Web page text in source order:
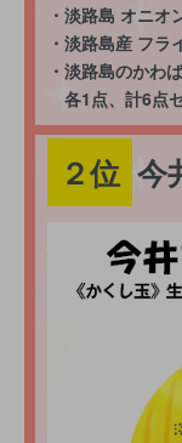
・淡路島 オニオ
・淡路島産 フラ
・淡路島のかわ
各1点、計6点
２位 今